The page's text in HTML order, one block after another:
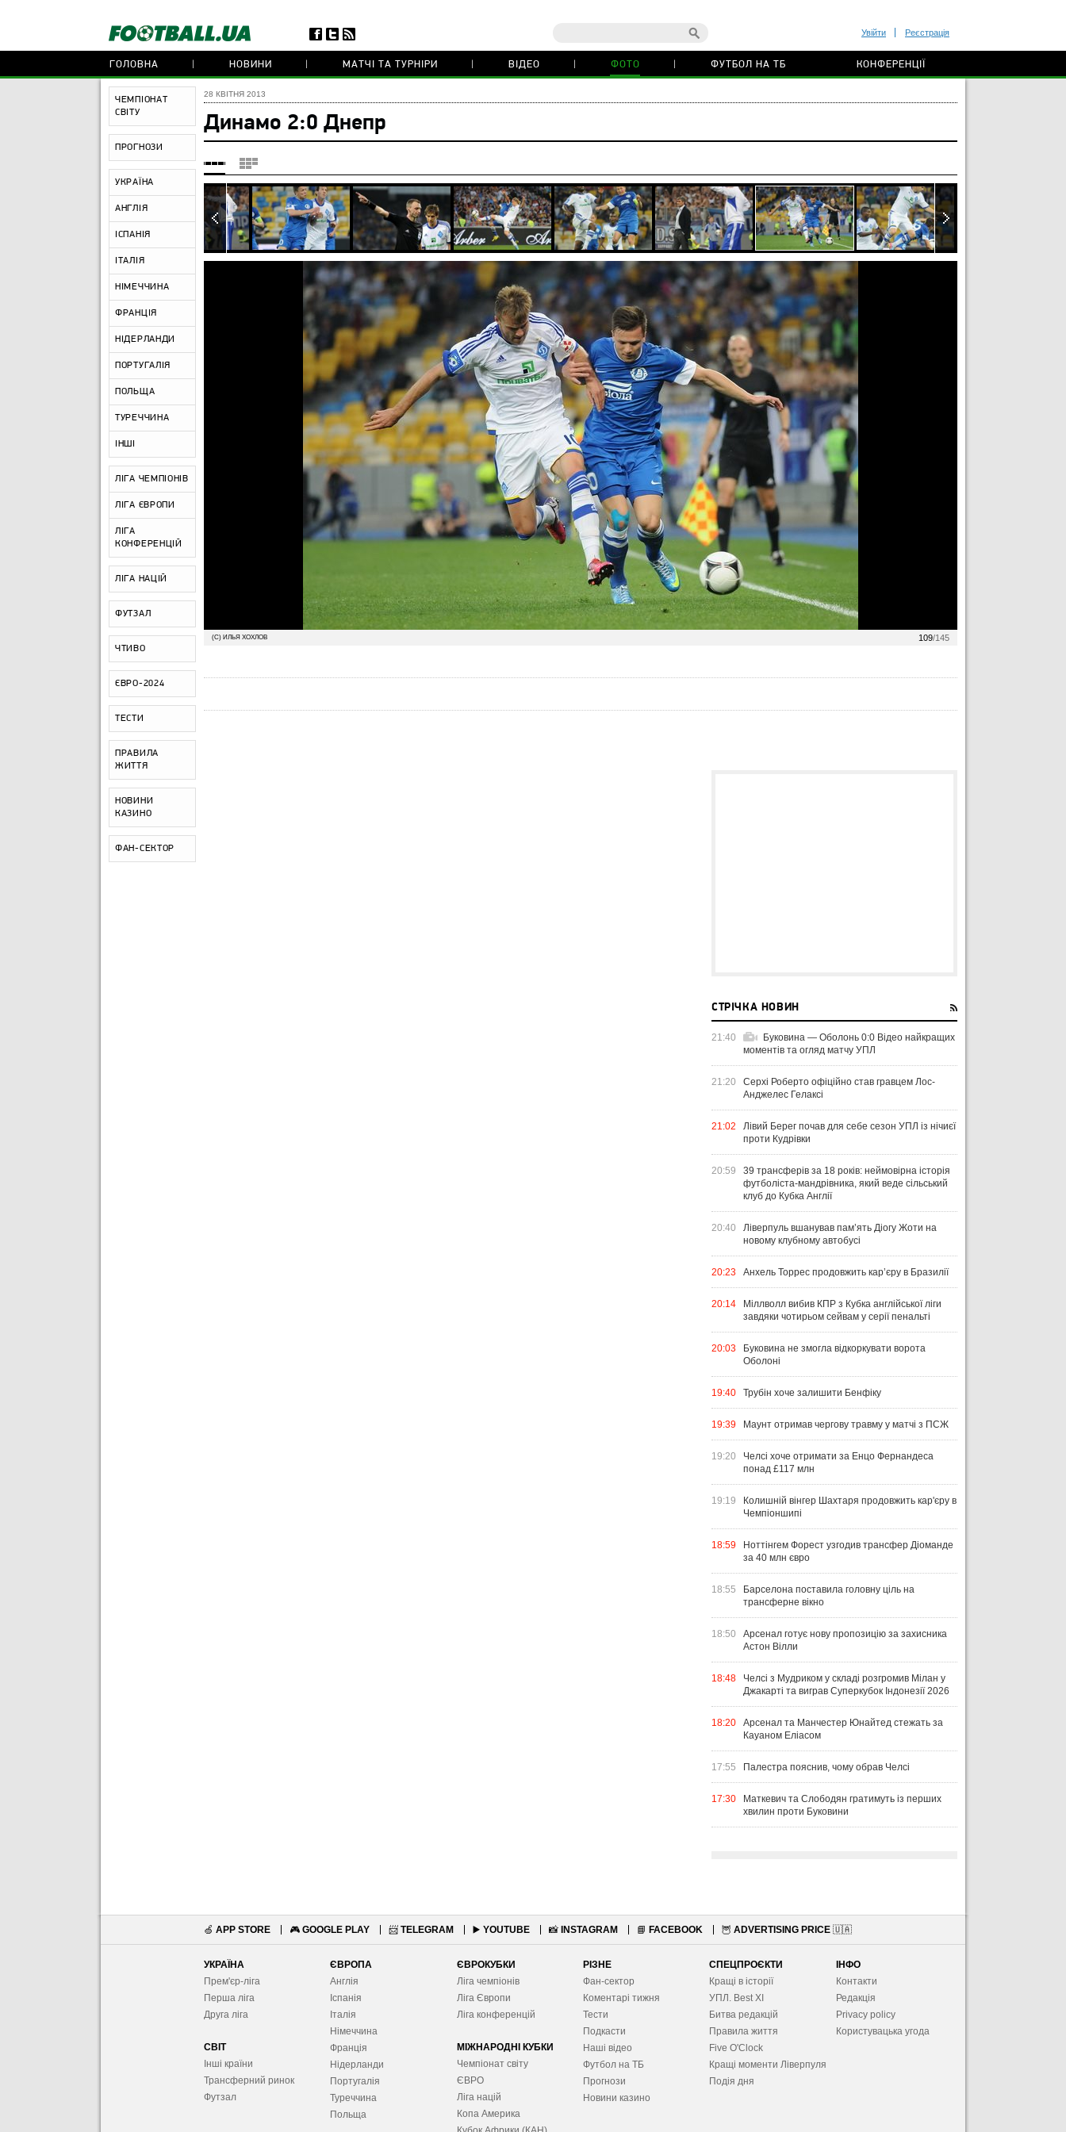
Увійти Реєстрація
ГОЛОВНА НОВИНИ МАТЧІ ТА ТУРНІРИ ВІДЕО ФОТО ФУТБОЛ НА ТБ КОНФЕРЕНЦІЇ
ЧЕМПІОНАТ
СВІТУ
ПРОГНОЗИ
УКРАЇНА
АНГЛІЯ
ІСПАНІЯ
ІТАЛІЯ
НІМЕЧЧИНА
ФРАНЦІЯ
НІДЕРЛАНДИ
ПОРТУГАЛІЯ
ПОЛЬЩА
ТУРЕЧЧИНА
ІНШІ
ЛІГА ЧЕМПІОНІВ
ЛІГА ЄВРОПИ
ЛІГА
КОНФЕРЕНЦІЙ
ЛІГА НАЦІЙ
ФУТЗАЛ
ЧТИВО
ЄВРО-2024
ТЕСТИ
ПРАВИЛА
ЖИТТЯ
НОВИНИ
КАЗИНО
ФАН-СЕКТОР
28 КВІТНЯ 2013
Динамо 2:0 Днепр
109/145
(С) ИЛЬЯ ХОХЛОВ
СТРІЧКА НОВИН
21:40
Буковина — Оболонь 0:0 Відео найкращих
моментів та огляд матчу УПЛ
21:20
Серхі Роберто офіційно став гравцем Лос-
Анджелес Гелаксі
21:02
Лівий Берег почав для себе сезон УПЛ із нічиєї
проти Кудрівки
20:59
39 трансферів за 18 років: неймовірна історія
футболіста-мандрівника, який веде сільський
клуб до Кубка Англії
20:40
Ліверпуль вшанував пам’ять Діогу Жоти на
новому клубному автобусі
20:23 Анхель Торрес продовжить кар’єру в Бразилії
20:14
Міллволл вибив КПР з Кубка англійської ліги
завдяки чотирьом сейвам у серії пенальті
20:03
Буковина не змогла відкоркувати ворота
Оболоні
19:40 Трубін хоче залишити Бенфіку
19:39 Маунт отримав чергову травму у матчі з ПСЖ
19:20
Челсі хоче отримати за Енцо Фернандеса
понад £117 млн
19:19
Колишній вінгер Шахтаря продовжить кар'єру в
Чемпіоншипі
18:59
Ноттінгем Форест узгодив трансфер Діоманде
за 40 млн євро
18:55
Барселона поставила головну ціль на
трансферне вікно
18:50
Арсенал готує нову пропозицію за захисника
Астон Вілли
18:48
Челсі з Мудриком у складі розгромив Мілан у
Джакарті та виграв Суперкубок Індонезії 2026
18:20
Арсенал та Манчестер Юнайтед стежать за
Кауаном Еліасом
17:55 Палестра пояснив, чому обрав Челсі
17:30
Маткевич та Слободян гратимуть із перших
хвилин проти Буковини
🍏 APP STORE 🎮 GOOGLE PLAY 📨 TELEGRAM ▶️ YOUTUBE 📸 INSTAGRAM 📘 FACEBOOK 🦉 ADVERTISING PRICE 🇺🇦
УКРАЇНА
Прем'єр-ліга
Перша ліга
Друга ліга
СВІТ
Інші країни
Трансферний ринок
Футзал
ЄВРОПА
Англія
Іспанія
Італія
Німеччина
Франція
Нідерланди
Португалія
Туреччина
Польща
ЄВРОКУБКИ
Ліга чемпіонів
Ліга Європи
Ліга конференцій
МІЖНАРОДНІ КУБКИ
Чемпіонат світу
ЄВРО
Ліга націй
Копа Америка
РІЗНЕ
Фан-сектор
Коментарі тижня
Тести
Подкасти
Наші відео
Футбол на ТБ
Прогнози
Новини казино
СПЕЦПРОЄКТИ
Кращі в історії
УПЛ. Best XІ
Битва редакцій
Правила життя
Five O'Clock
Кращі моменти Ліверпуля
Подія дня
ІНФО
Контакти
Редакція
Privacy policy
Користувацька угода